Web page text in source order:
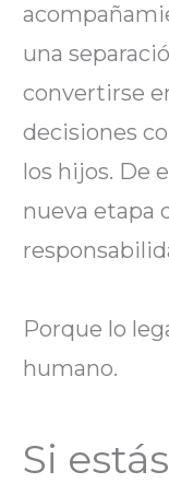
una
convertirse
decisiones
los hijos. De
nueva etapa
Porque lo
humano.
Si